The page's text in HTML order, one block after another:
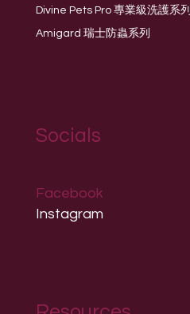
Divine Pets Pro 專業級洗護系列
Amigard 瑞士防蟲系列
Socials
Facebook
Instagram